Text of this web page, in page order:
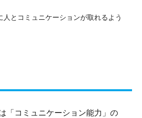
人とコミュニケーションが取れるよう
「コミュニケーション能力」の